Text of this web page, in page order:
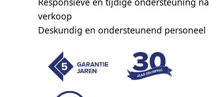
verkoop
Deskundig en ondersteunend personeel